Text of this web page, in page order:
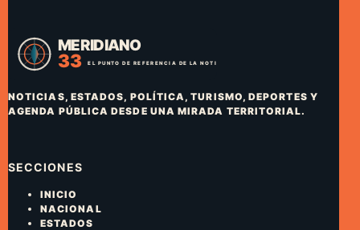
NOTICIAS, ESTADOS, POLÍTICA, TURISMO, DEPORTES Y
AGENDA PÚBLICA DESDE UNA MIRADA TERRITORIAL.
SECCIONES
INICIO
NACIONAL
ESTADOS